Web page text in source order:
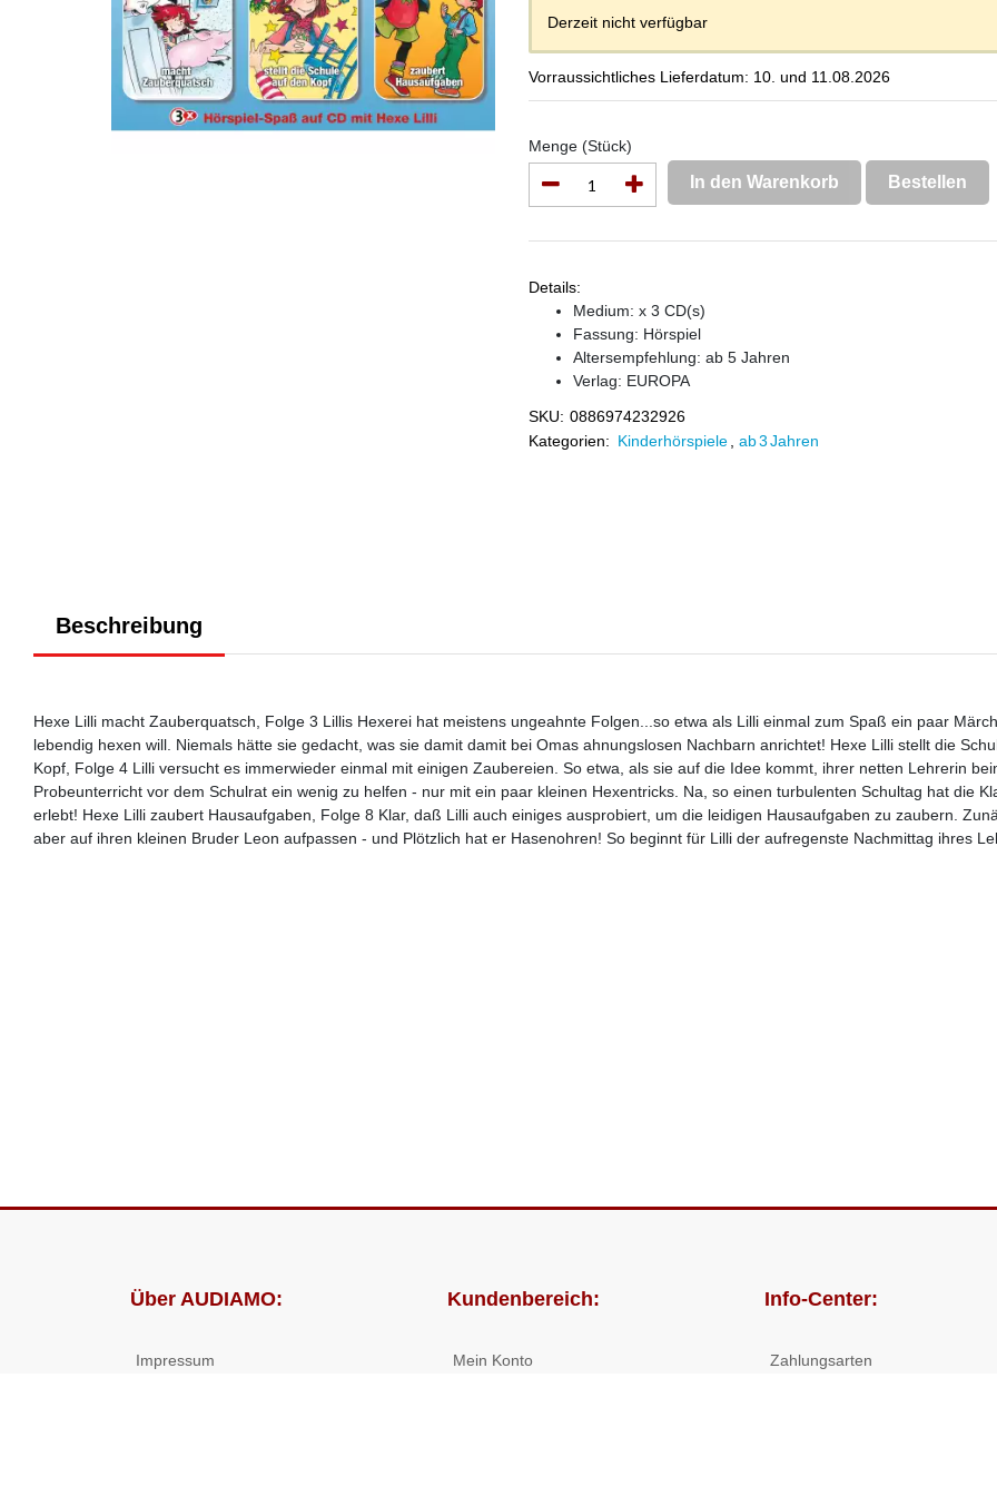
Derzeit nicht verfügbar
Vorraussichtliches Lieferdatum: 10. und 11.08.2026
Menge (Stück)
In den Warenkorb Bestellen
Details:
Medium: x 3 CD(s)
Fassung: Hörspiel
Altersempfehlung: ab 5 Jahren
Verlag: EUROPA
SKU: 0886974232926
Kategorien: Kinderhörspiele ab 3 Jahren
Beschreibung
Hexe Lilli macht Zauberquatsch, Folge 3 Lillis Hexerei hat meistens ungeahnte Folgen...so etwa als Lilli einmal zum Spaß ein paar
lebendig hexen will. Niemals hätte sie gedacht, was sie damit damit bei Omas ahnungslosen Nachbarn anrichtet! Hexe Lilli stellt die
Kopf, Folge 4 Lilli versucht es immerwieder einmal mit einigen Zaubereien. So etwa, als sie auf die Idee kommt, ihrer netten Lehrerin
Probeunterricht vor dem Schulrat ein wenig zu helfen - nur mit ein paar kleinen Hexentricks. Na, so einen turbulenten Schultag hat die
erlebt! Hexe Lilli zaubert Hausaufgaben, Folge 8 Klar, daß Lilli auch einiges ausprobiert, um die leidigen Hausaufgaben zu zaubern.
aber auf ihren kleinen Bruder Leon aufpassen - und Plötzlich hat er Hasenohren! So beginnt für Lilli der aufregenste Nachmittag ihres
Über AUDIAMO:
Impressum
Kundenbereich:
Mein Konto
Info-Center:
Zahlungsarten